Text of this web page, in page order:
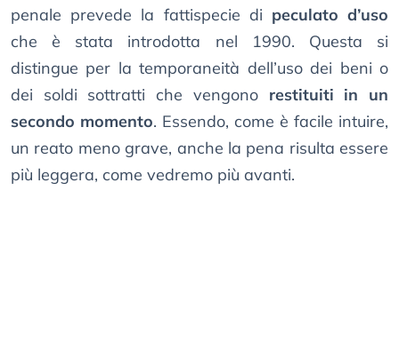
penale prevede la fattispecie di peculato d’uso
che è stata introdotta nel 1990. Questa si
distingue per la temporaneità dell’uso dei beni o
dei soldi sottratti che vengono restituiti in un
secondo momento. Essendo, come è facile intuire,
un reato meno grave, anche la pena risulta essere
più leggera, come vedremo più avanti.